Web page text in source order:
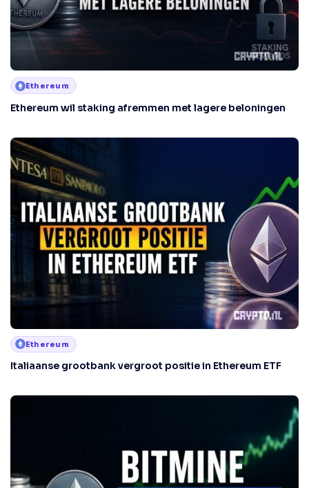
Ethereum
Ethereum wil staking afremmen met lagere beloningen
Ethereum
Italiaanse grootbank vergroot positie in Ethereum ETF